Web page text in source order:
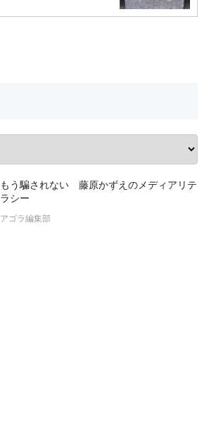
もう騙されない 藤原かずえのメディアリテ
ラシー
アゴラ編集部